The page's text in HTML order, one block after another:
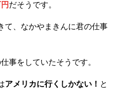
だそうです。
て、なかやまきんに君の仕事
事をしていたそうです。
アメリカに行くしかない！ と